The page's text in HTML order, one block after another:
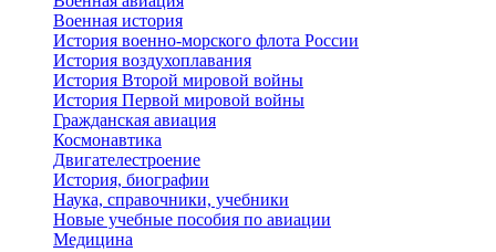
Военная история
История военно-морского флота России
История воздухоплавания
История Второй мировой войны
История Первой мировой войны
Гражданская авиация
Космонавтика
Двигателестроение
История, биографии
Наука, справочники, учебники
Новые учебные пособия по авиации
Медицина